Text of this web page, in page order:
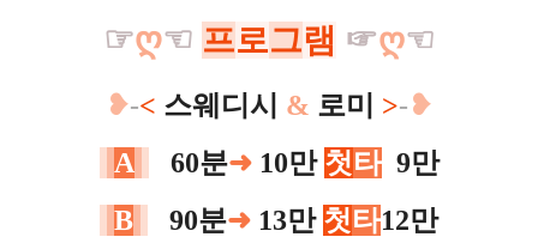
☞ღ☜ 프로그램 ☞ღ☜
❥-< 스웨디시 & 로미 >-❥
A
60분➜10만 첫타0 9만
B
90분➜ 13만 첫타12만